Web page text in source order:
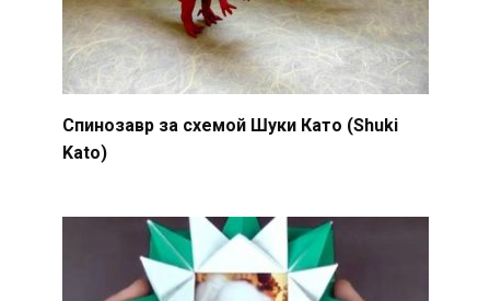
Спинозавр за схемой Шуки Като (Shuki
Kato)